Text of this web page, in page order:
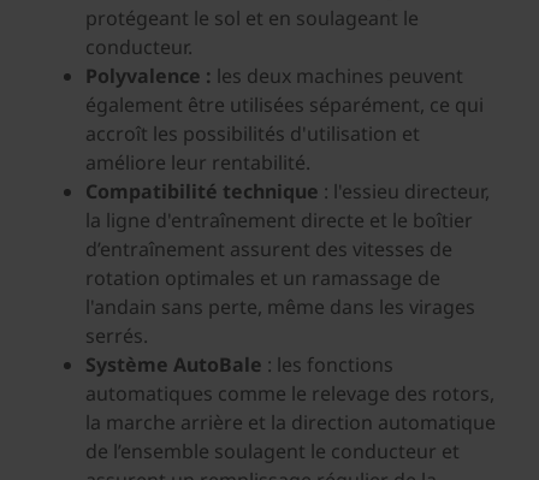
protégeant le sol et en soulageant le
conducteur.
Polyvalence : les deux machines peuvent
également être utilisées séparément, ce qui
accroît les possibilités d'utilisation et
améliore leur rentabilité.
Compatibilité technique : l'essieu directeur,
la ligne d'entraînement directe et le boîtier
d’entraînement assurent des vitesses de
rotation optimales et un ramassage de
l'andain sans perte, même dans les virages
serrés.
Système AutoBale : les fonctions
automatiques comme le relevage des rotors,
la marche arrière et la direction automatique
de l’ensemble soulagent le conducteur et